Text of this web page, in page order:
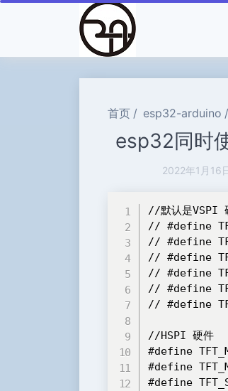
首页 esp32-arduino
esp32同时
2022年1月16
//默认是VSPI
// #define
// #define
// #define
// #define
// #define
// #define
//HSPI 硬件
#define
#define
#define